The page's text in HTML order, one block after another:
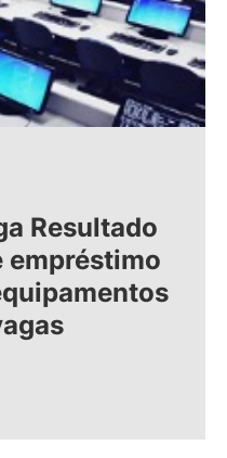
Resultado
empréstimo